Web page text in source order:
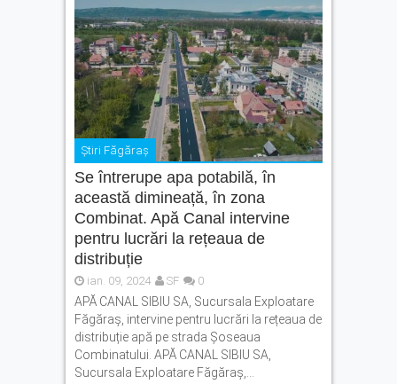
Știri Făgăraș
Se întrerupe apa potabilă, în
această dimineață, în zona
Combinat. Apă Canal intervine
pentru lucrări la rețeaua de
distribuție
ian. 09, 2024 SF 0
APĂ CANAL SIBIU SA, Sucursala Exploatare
Făgăraș, intervine pentru lucrări la rețeaua de
distribuție apă pe strada Șoseaua
Combinatului. APĂ CANAL SIBIU SA,
Sucursala Exploatare Făgăraș,...